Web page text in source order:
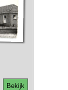
Bekijk